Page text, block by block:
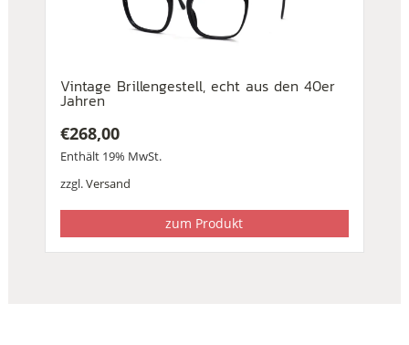
Vintage Brillengestell, echt aus den 40er
Jahren
€268,00
Enthält 19% MwSt.
zzgl.Versand
zum Produkt